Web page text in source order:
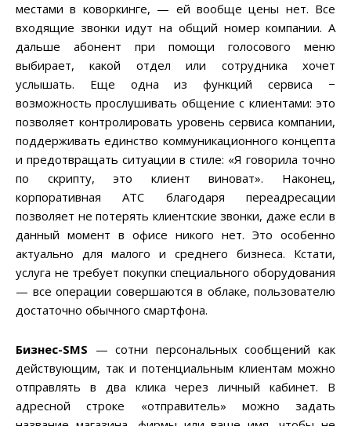
местами в коворкинге, — ей вообще цены нет. Все
входящие звонки идут на общий номер компании. А
дальше абонент при помощи голосового меню
выбирает, какой отдел или сотрудника хочет
услышать. Еще одна из функций сервиса −
возможность прослушивать общение с клиентами: это
позволяет контролировать уровень сервиса компании,
поддерживать единство коммуникационного концепта
и предотвращать ситуации в стиле: «Я говорила точно
по скрипту, это клиент виноват». Наконец,
корпоративная АТС благодаря переадресации
позволяет не потерять клиентские звонки, даже если в
данный момент в офисе никого нет. Это особенно
актуально для малого и среднего бизнеса. Кстати,
услуга не требует покупки специального оборудования
— все операции совершаются в облаке, пользователю
достаточно обычного смартфона.
Бизнес-SMS — сотни персональных сообщений как
действующим, так и потенциальным клиентам можно
отправлять в два клика через личный кабинет. В
адресной строке «отправитель» можно задать